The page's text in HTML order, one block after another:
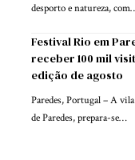
desporto e natureza,
Festival Rio em
receber 100 mil
edição de agosto
Paredes, Portugal – A
de Paredes, prepara-se…